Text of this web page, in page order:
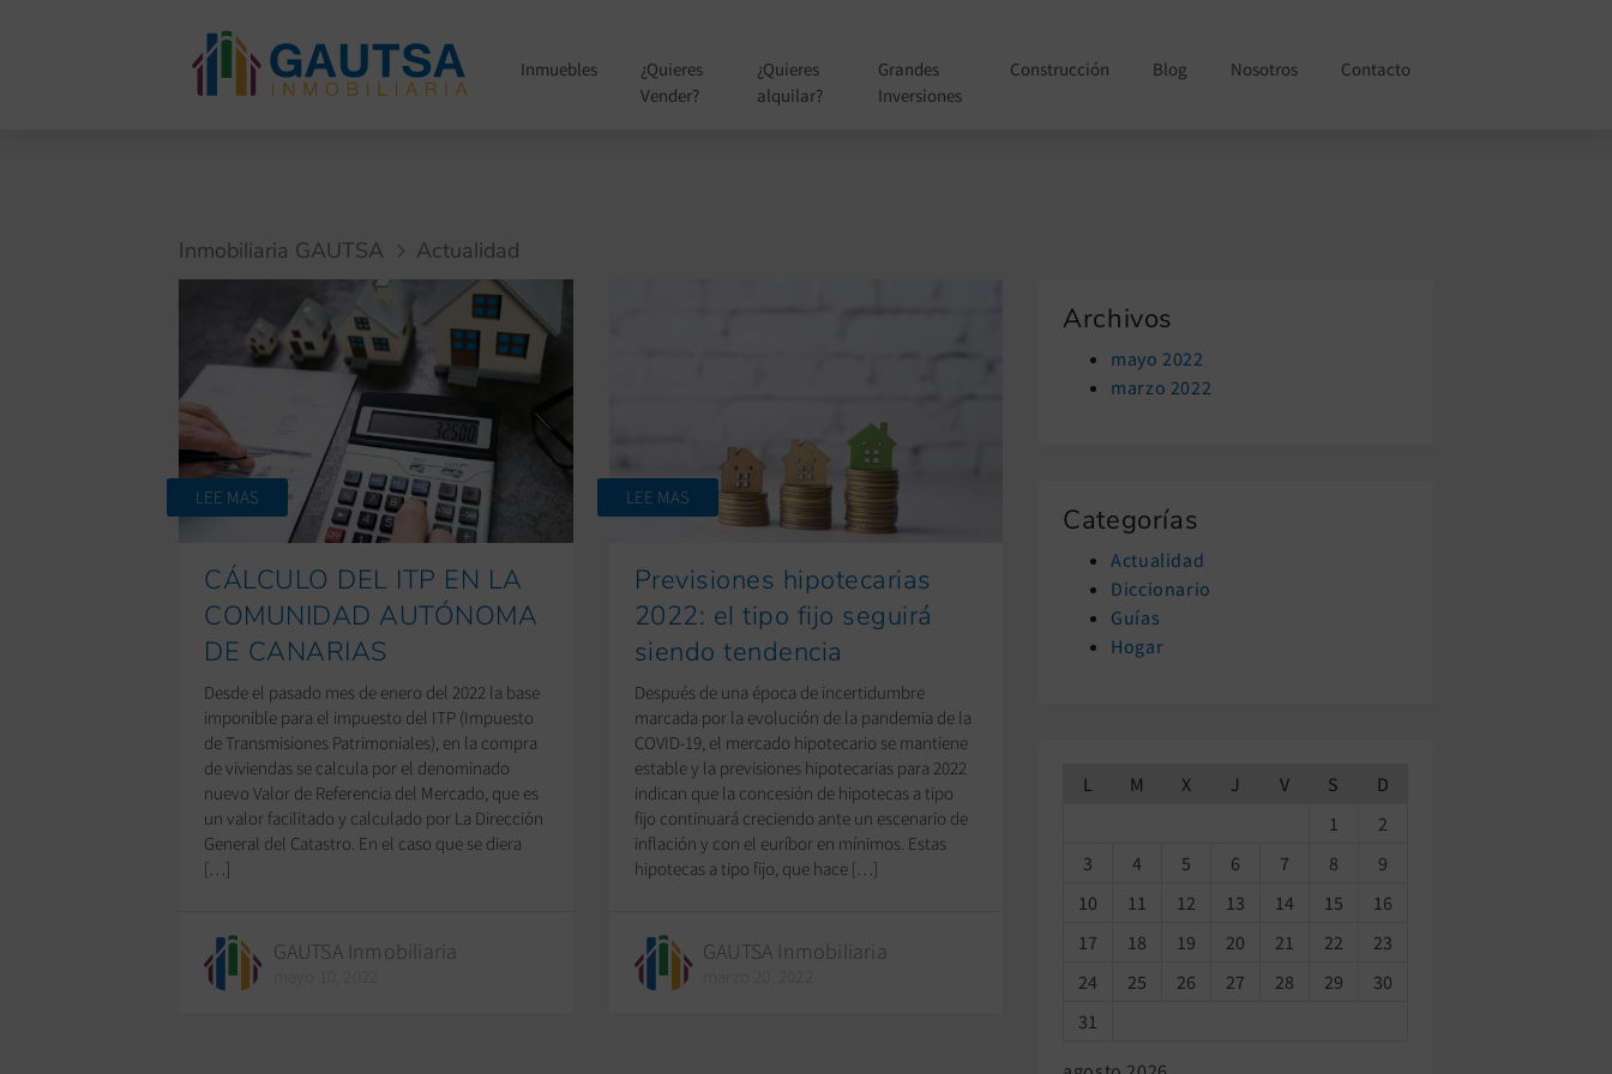
Inmuebles
¿Quieres
Vender?
¿Quieres
alquilar?
Grandes
Inversiones
Construcción Blog Nosotros Contacto
Inmobiliaria GAUTSA Actualidad
LEE MAS
CÁLCULO DEL ITP EN LA
COMUNIDAD AUTÓNOMA
DE CANARIAS
Desde el pasado mes de enero del 2022 la base
imponible para el impuesto del ITP (Impuesto
de Transmisiones Patrimoniales), en la compra
de viviendas se calcula por el denominado
nuevo Valor de Referencia del Mercado, que es
un valor facilitado y calculado por La Dirección
General del Catastro. En el caso que se diera
[…]
GAUTSA Inmobiliaria
LEE MAS
Previsiones hipotecarias
2022: el tipo fijo seguirá
siendo tendencia
Después de una época de incertidumbre
marcada por la evolución de la pandemia de la
COVID-19, el mercado hipotecario se mantiene
estable y la previsiones hipotecarias para 2022
indican que la concesión de hipotecas a tipo
fijo continuará creciendo ante un escenario de
inflación y con el euríbor en mínimos. Estas
hipotecas a tipo fijo, que hace […]
GAUTSA Inmobiliaria
Archivos
mayo 2022
marzo 2022
Categorías
Actualidad
Diccionario
Guías
Hogar
L M X J V S
D
1
2
3
4 5 6 7 8
9
10
11 12 13 14 15
16
17
18 19 20 21 22
23
24
25 26 27 28 29
30
31